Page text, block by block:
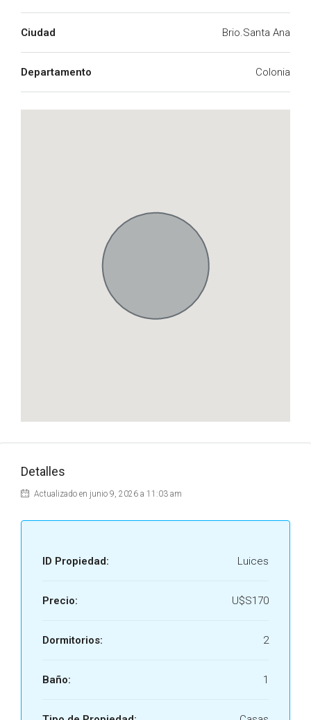
Ciudad Brio.Santa Ana
Departamento Colonia
Detalles
Actualizado en junio 9, 2026 a 11:03 am
ID Propiedad: Luices
Precio: U$S170
Dormitorios: 2
Baño: 1